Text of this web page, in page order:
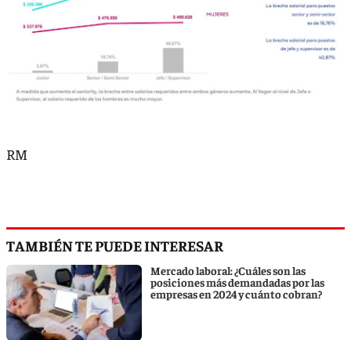
RM
TAMBIÉN TE PUEDE INTERESAR
Mercado laboral: ¿Cuáles son las
posiciones más demandadas por las
empresas en 2024 y cuánto cobran?